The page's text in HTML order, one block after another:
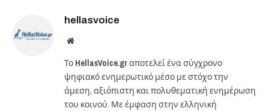
hellasvoice
Website
Το HellasVoice.grαποτελεί ένα σύγχρονο
ψηφιακό ενημερωτικό μέσο με στόχο την
άμεση, αξιόπιστη και πολυθεματική ενημέρωση
του κοινού. Με έμφαση στην ελληνική